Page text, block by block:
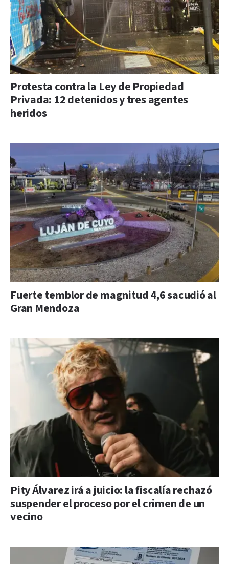
Protesta contra la Ley de Propiedad
Privada: 12 detenidos y tres agentes
heridos
Fuerte temblor de magnitud 4,6 sacudió al
Gran Mendoza
Pity Álvarez irá a juicio: la fiscalía rechazó
suspender el proceso por el crimen de un
vecino